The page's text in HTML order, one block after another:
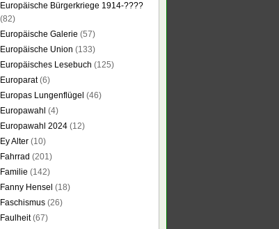
Europäische Bürgerkriege 1914-????
(82)
Europäische Galerie (57)
Europäische Union (133)
Europäisches Lesebuch (125)
Europarat(6)
Europas Lungenflügel (46)
Europawahl (4)
Europawahl 2024 (12)
Ey Alter (10)
Fahrrad (201)
Familie (142)
Fanny Hensel (18)
Faschismus (26)
Faulheit(67)